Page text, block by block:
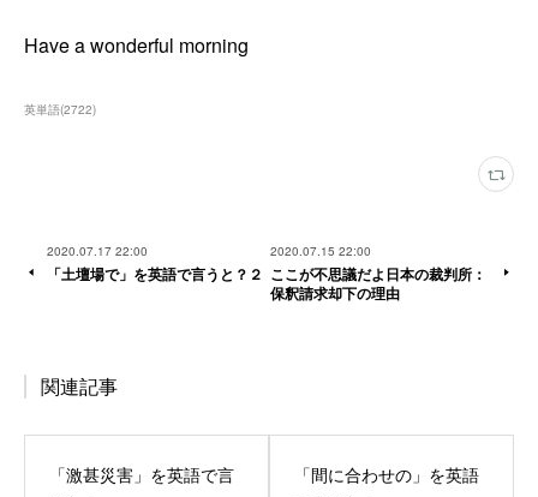
Have a wonderful morning
英単語(2722)
2020.07.17 22:00
「土壇場で」を英語で言うと？２
2020.07.15 22:00
ここが不思議だよ日本の裁判所：
保釈請求却下の理由
関連記事
「激甚災害」を英語で言
「間に合わせの」を英語